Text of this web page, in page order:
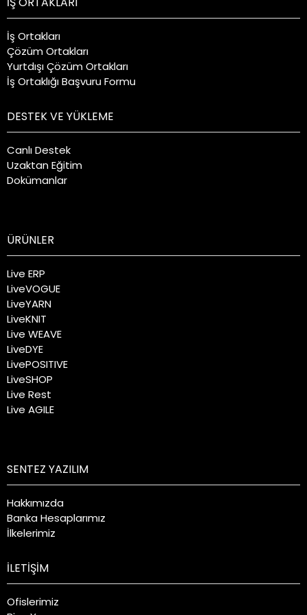
İş Ortakları
Çözüm Ortakları
Yurtdışı Çözüm Ortakları
İş Ortaklığı Başvuru Formu
DESTEK VE YÜKLEME
Canlı Destek
Uzaktan Eğitim
Dokümanlar
ÜRÜNLER
Live ERP
LiveVOGUE
LiveYARN
LiveKNIT
Live WEAVE
LiveDYE
LivePOSITIVE
LiveSHOP
Live Rest
Live AGILE
SENTEZ YAZILIM
Hakkımızda
Banka Hesaplarımız
İlkelerimiz
İLETİŞİM
Ofislerimiz